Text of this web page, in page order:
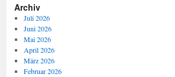
Archiv
Juli 2026
Juni 2026
Mai 2026
April 2026
März 2026
Februar 2026